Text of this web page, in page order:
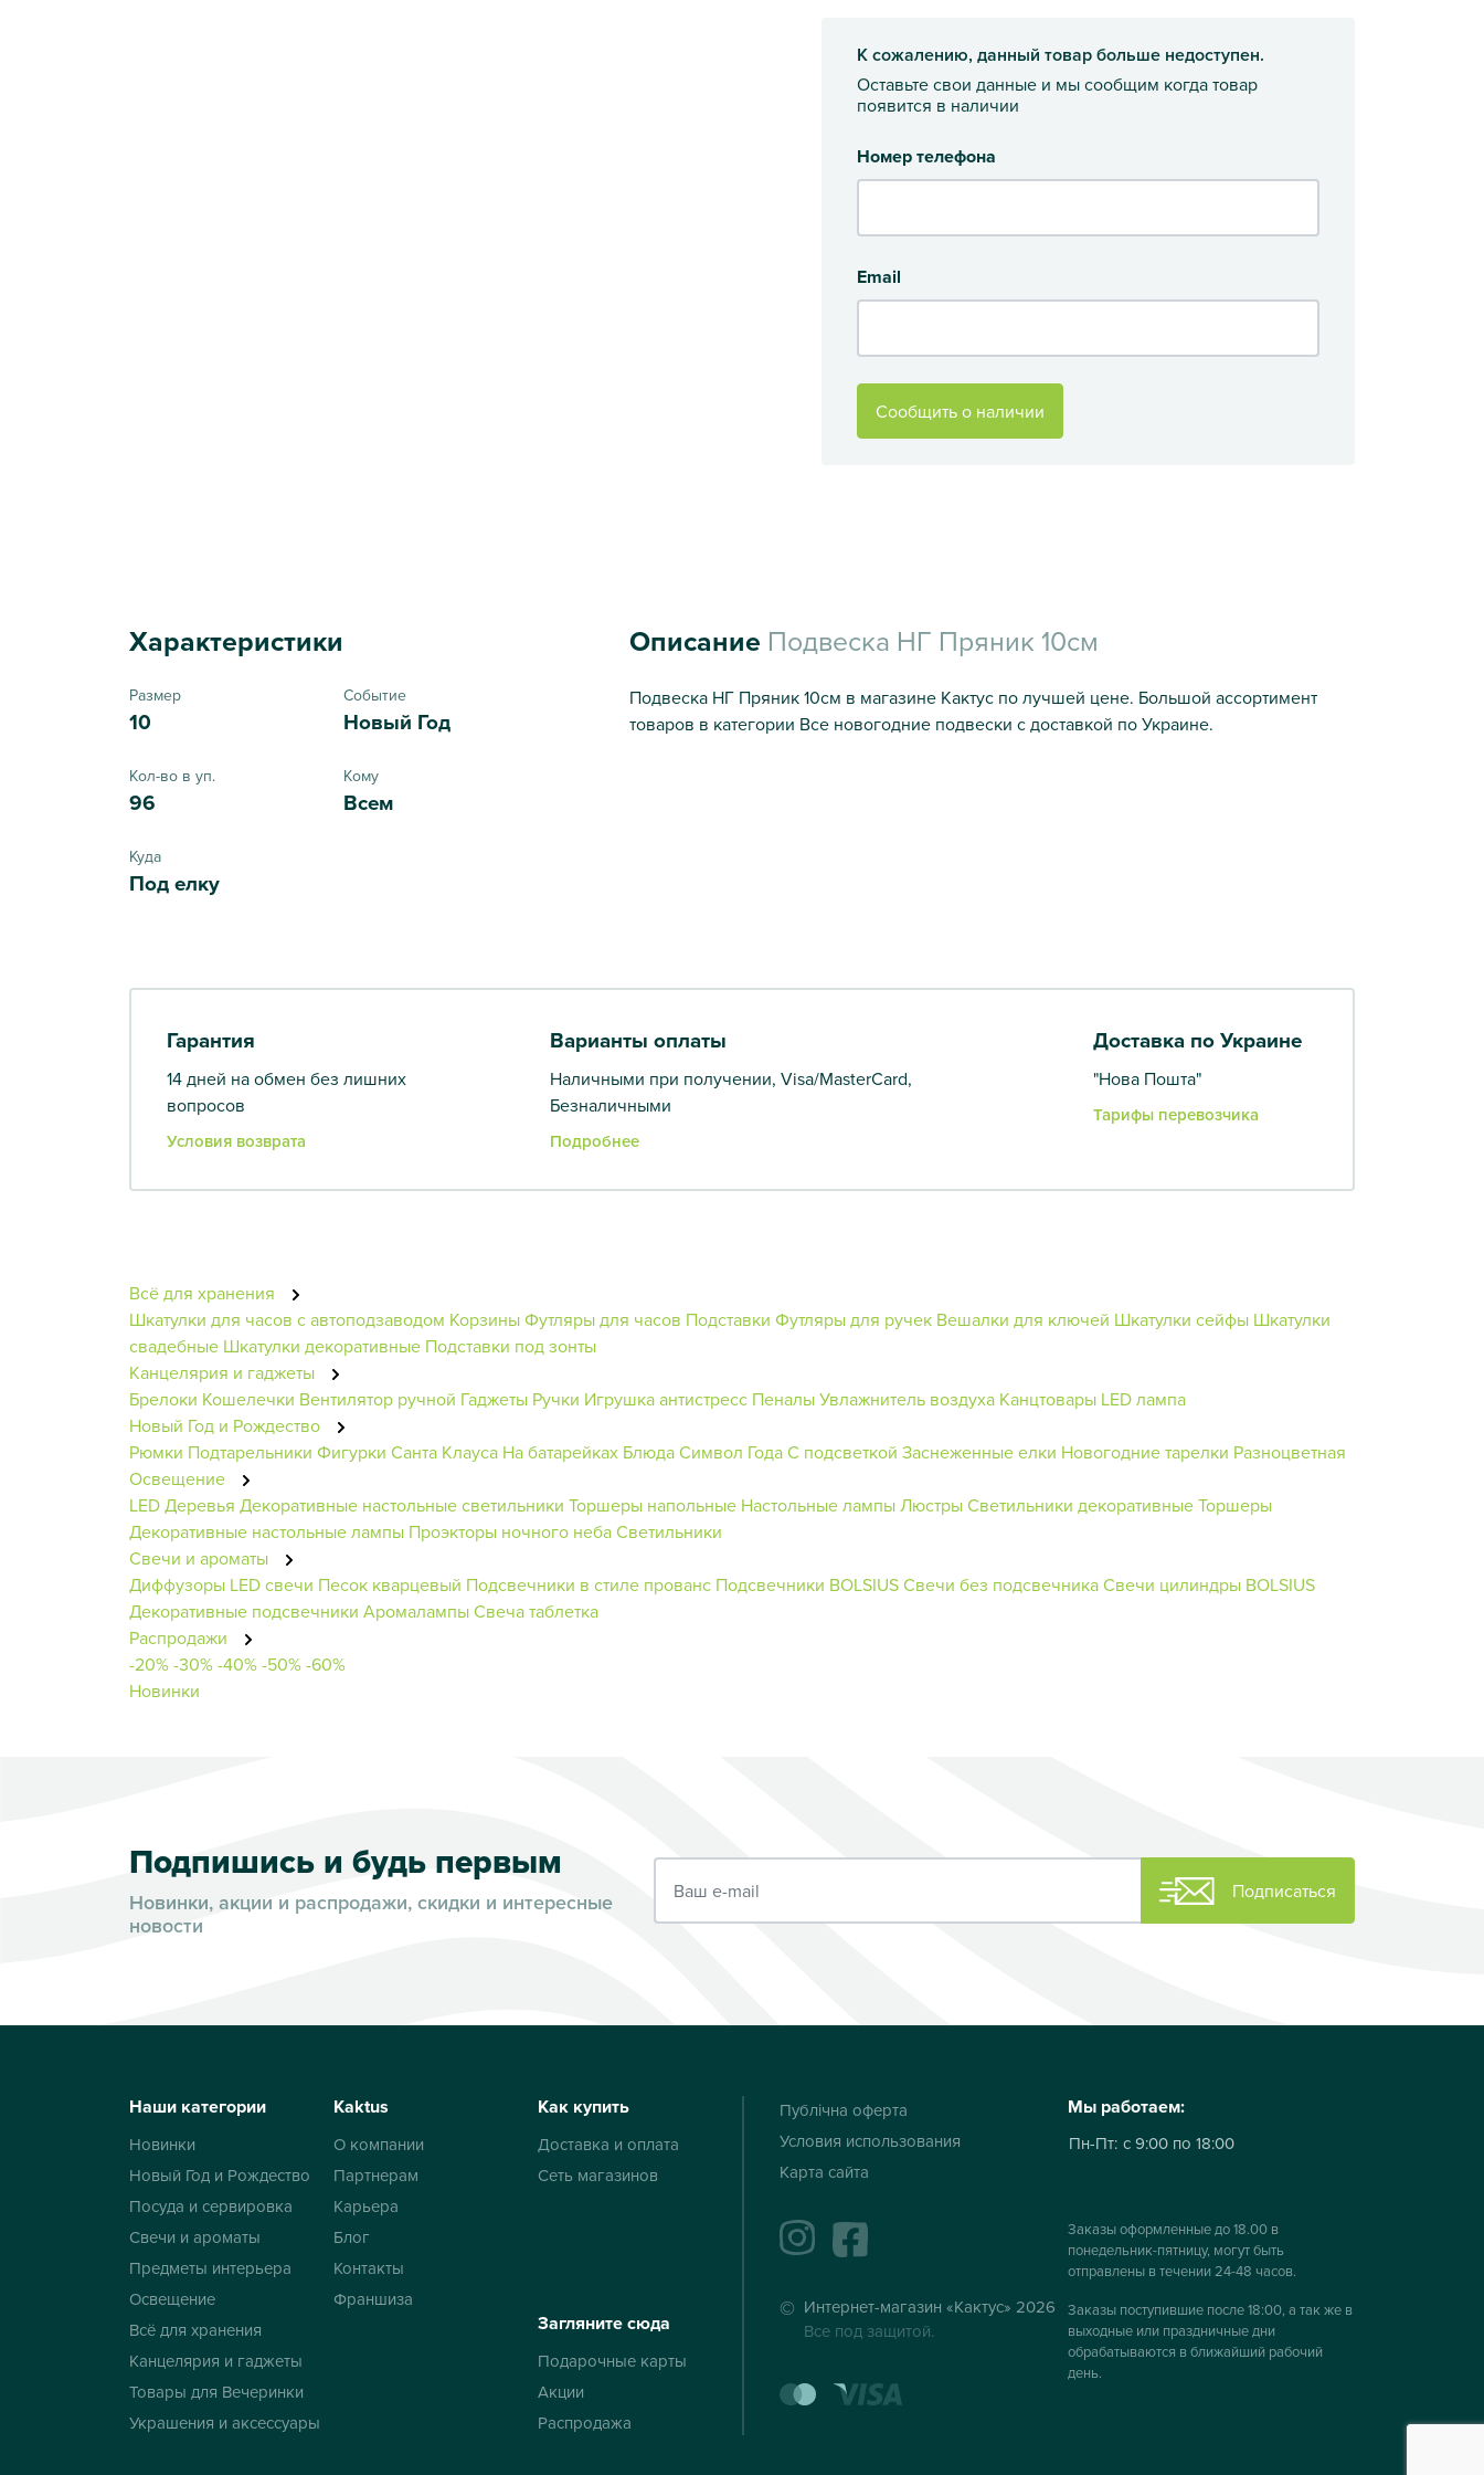
К сожалению, данный товар больше недоступен.
Оставьте свои данные и мы сообщим когда товар
появится в наличии
Номер телефона
Email
Сообщить о наличии
Характеристики
Размер
10
Событие
Новый Год
Кол-во в уп.
96
Кому
Всем
Куда
Под елку
Описание Подвеска НГ Пряник 10cм
Подвеска НГ Пряник 10cм в магазине Кактус по лучшей цене. Большой ассортимент
товаров в категории Все новогодние подвески с доставкой по Украине.
Гарантия
14 дней на обмен без лишних
вопросов
Условия возврата
Варианты оплаты
Наличными при получении, Visa/MasterCard,
Безналичными
Подробнее
Доставка по Украине
"Нова Пошта"
Тарифы перевозчика
Всё для хранения
Шкатулки для часов с автоподзаводом КорзиныФутляры для часов Подставки Футляры для ручек Вешалки для ключей Шкатулки сейфы Шкатулки
свадебные Шкатулки декоративные Подставки под зонты
Канцелярия и гаджеты
Брелоки Кошелечки Вентилятор ручной Гаджеты Ручки Игрушка антистресс ПеналыУвлажнитель воздуха Канцтовары LED лампа
Новый Год и Рождество
Рюмки Подтарельники Фигурки Санта Клауса На батарейках БлюдаСимвол ГодаС подсветкой Заснеженные елки Новогодние тарелки Разноцветная
Освещение
LED Деревья Декоративные настольные светильники Торшеры напольные Настольные лампыЛюстрыСветильники декоративныеТоршеры
Декоративные настольные лампы Проэкторы ночного небаСветильники
Свечи и ароматы
Диффузоры LED свечи Песок кварцевый Подсвечники в стиле прованс Подсвечники BOLSIUSСвечи без подсвечникаСвечи цилиндры BOLSIUS
Декоративные подсвечники АромалампыСвеча таблетка
Распродажи
-20%-30%-40%-50%-60%
Новинки
Подпишись и будь первым
Новинки, акции и распродажи, скидки и интересные
новости
Подписаться
Наши категории
Новинки
Новый Год и Рождество
Посуда и сервировка
Свечи и ароматы
Предметы интерьера
Освещение
Всё для хранения
Канцелярия и гаджеты
Товары для Вечеринки
Украшения и аксессуары
Kaktus
О компании
Партнерам
Карьера
Блог
Контакты
Франшиза
Как купить
Доставка и оплата
Сеть магазинов
Загляните сюда
Подарочные карты
Акции
Распродажа
Публічна оферта
Условия использования
Карта сайта
instagramfacebook
Интернет-магазин «Кактус» 2026
Все под защитой.
mastercard
Мы работаем:
Пн-Пт: с 9:00 по 18:00
Заказы оформленные до 18.00 в
понедельник-пятницу, могут быть
отправлены в течении 24-48 часов.
Заказы поступившие после 18:00, а так же в
выходные или праздничные дни
обрабатываются в ближайший рабочий
день.